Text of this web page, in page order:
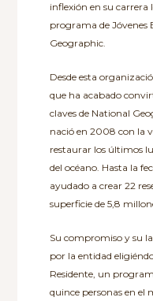
inflexión en su carrera
programa de Jóvenes
Geographic.
Desde esta
que ha acabado
claves de National
nació en 2008 con la
restaurar los últimos
del océano. Hasta la
ayudado a crear 22
superficie de 5,8
Su compromiso y su
por la entidad
Residente, un
quince personas en el